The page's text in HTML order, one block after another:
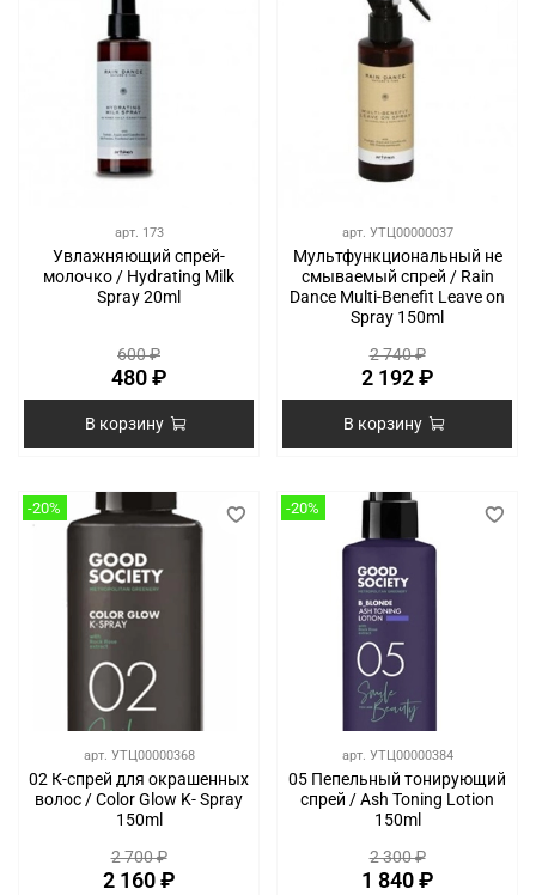
арт. 173
Увлажняющий спрей-
молочко / Hydrating Milk
Spray 20ml
600 ₽
480 ₽
В корзину
арт. УТЦ00000037
Мультфункциональный не
смываемый спрей / Rain
Dance Multi-Benefit Leave on
Spray 150ml
2 740 ₽
2 192 ₽
В корзину
-20%
арт. УТЦ00000368
02 К-спрей для окрашенных
волос / Color Glow K- Spray
150ml
2 700 ₽
2 160 ₽
-20%
арт. УТЦ00000384
05 Пепельный тонирующий
спрей / Ash Toning Lotion
150ml
2 300 ₽
1 840 ₽